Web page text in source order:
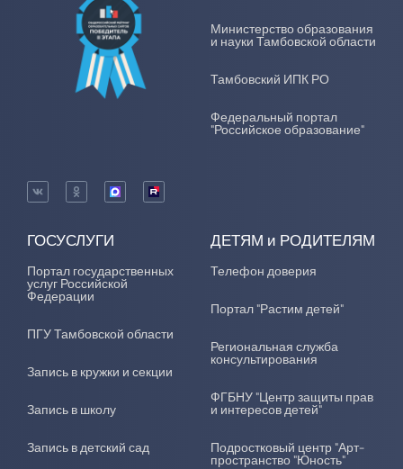
Министерство образования
и науки Тамбовской области
Тамбовский ИПК РО
Федеральный портал
"Российское образование"
ГОСУСЛУГИ
Портал государственных
услуг Российской
Федерации
ПГУ Тамбовской области
Запись в кружки и секции
Запись в школу
Запись в детский сад
ДЕТЯМ и РОДИТЕЛЯМ
Телефон доверия
Портал "Растим детей"
Региональная служба
консультирования
ФГБНУ "Центр защиты прав
и интересов детей"
Подростковый центр "Арт-
пространство "Юность"